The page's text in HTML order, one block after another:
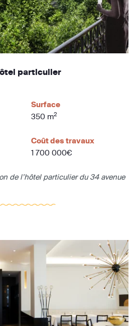
particulier
Surface
350 m2
Coût des travaux
1 700 000€
de l’hôtel particulier du 34 avenue